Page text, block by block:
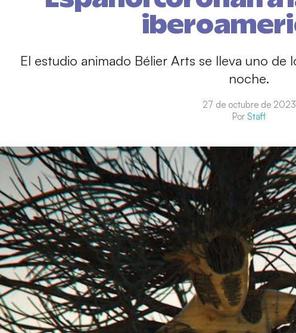
El estudio animado Bélier Arts se lleva uno de
noche.
27 de octubre de 2023
Por Staff